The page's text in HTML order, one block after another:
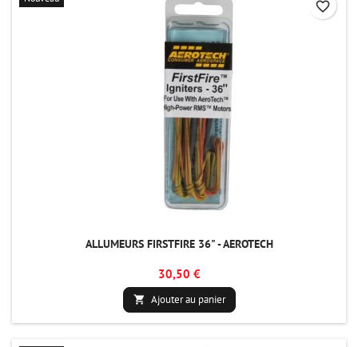
ALLUMEURS FIRSTFIRE 36" - AEROTECH
30,50 €
 Ajouter au panier
favorite_border